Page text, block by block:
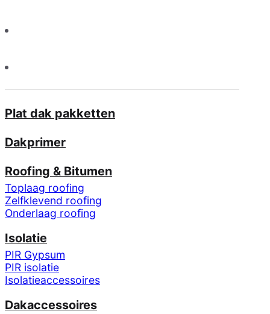
Plat dak pakketten
Dakprimer
Roofing & Bitumen
Toplaag roofing
Zelfklevend roofing
Onderlaag roofing
Isolatie
PIR Gypsum
PIR isolatie
Isolatieaccessoires
Dakaccessoires